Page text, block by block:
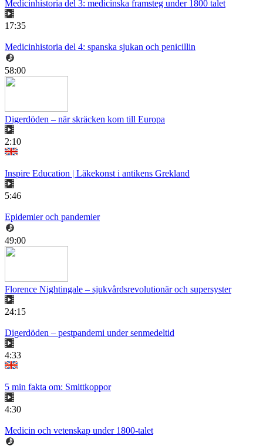
Medicinhistoria del 3: medicinska framsteg under 1800 talet
17:35
Medicinhistoria del 4: spanska sjukan och penicillin
58:00
Digerdöden – när skräcken kom till Europa
2:10
Inspire Education | Läkekonst i antikens Grekland
5:46
Epidemier och pandemier
49:00
Florence Nightingale – sjukvårdsrevolutionär och supersyster
24:15
Digerdöden – pestpandemi under senmedeltid
4:33
5 min fakta om: Smittkoppor
4:30
Medicin och vetenskap under 1800-talet